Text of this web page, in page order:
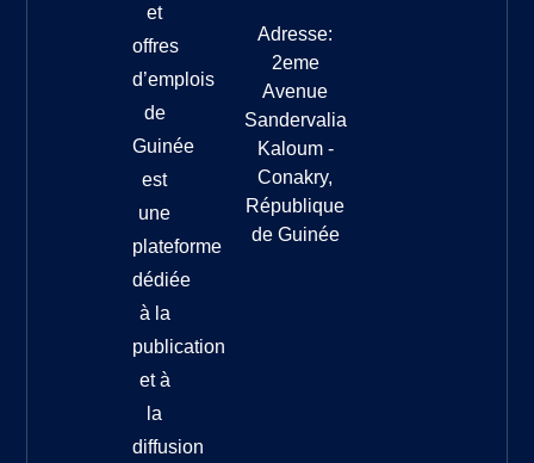
et
offres
d’emplois
de
Guinée
est
une
plateforme
dédiée
à la
publication
et à
la
diffusion
Adresse:
2eme
Avenue
Sandervalia
Kaloum -
Conakry,
République
de Guinée